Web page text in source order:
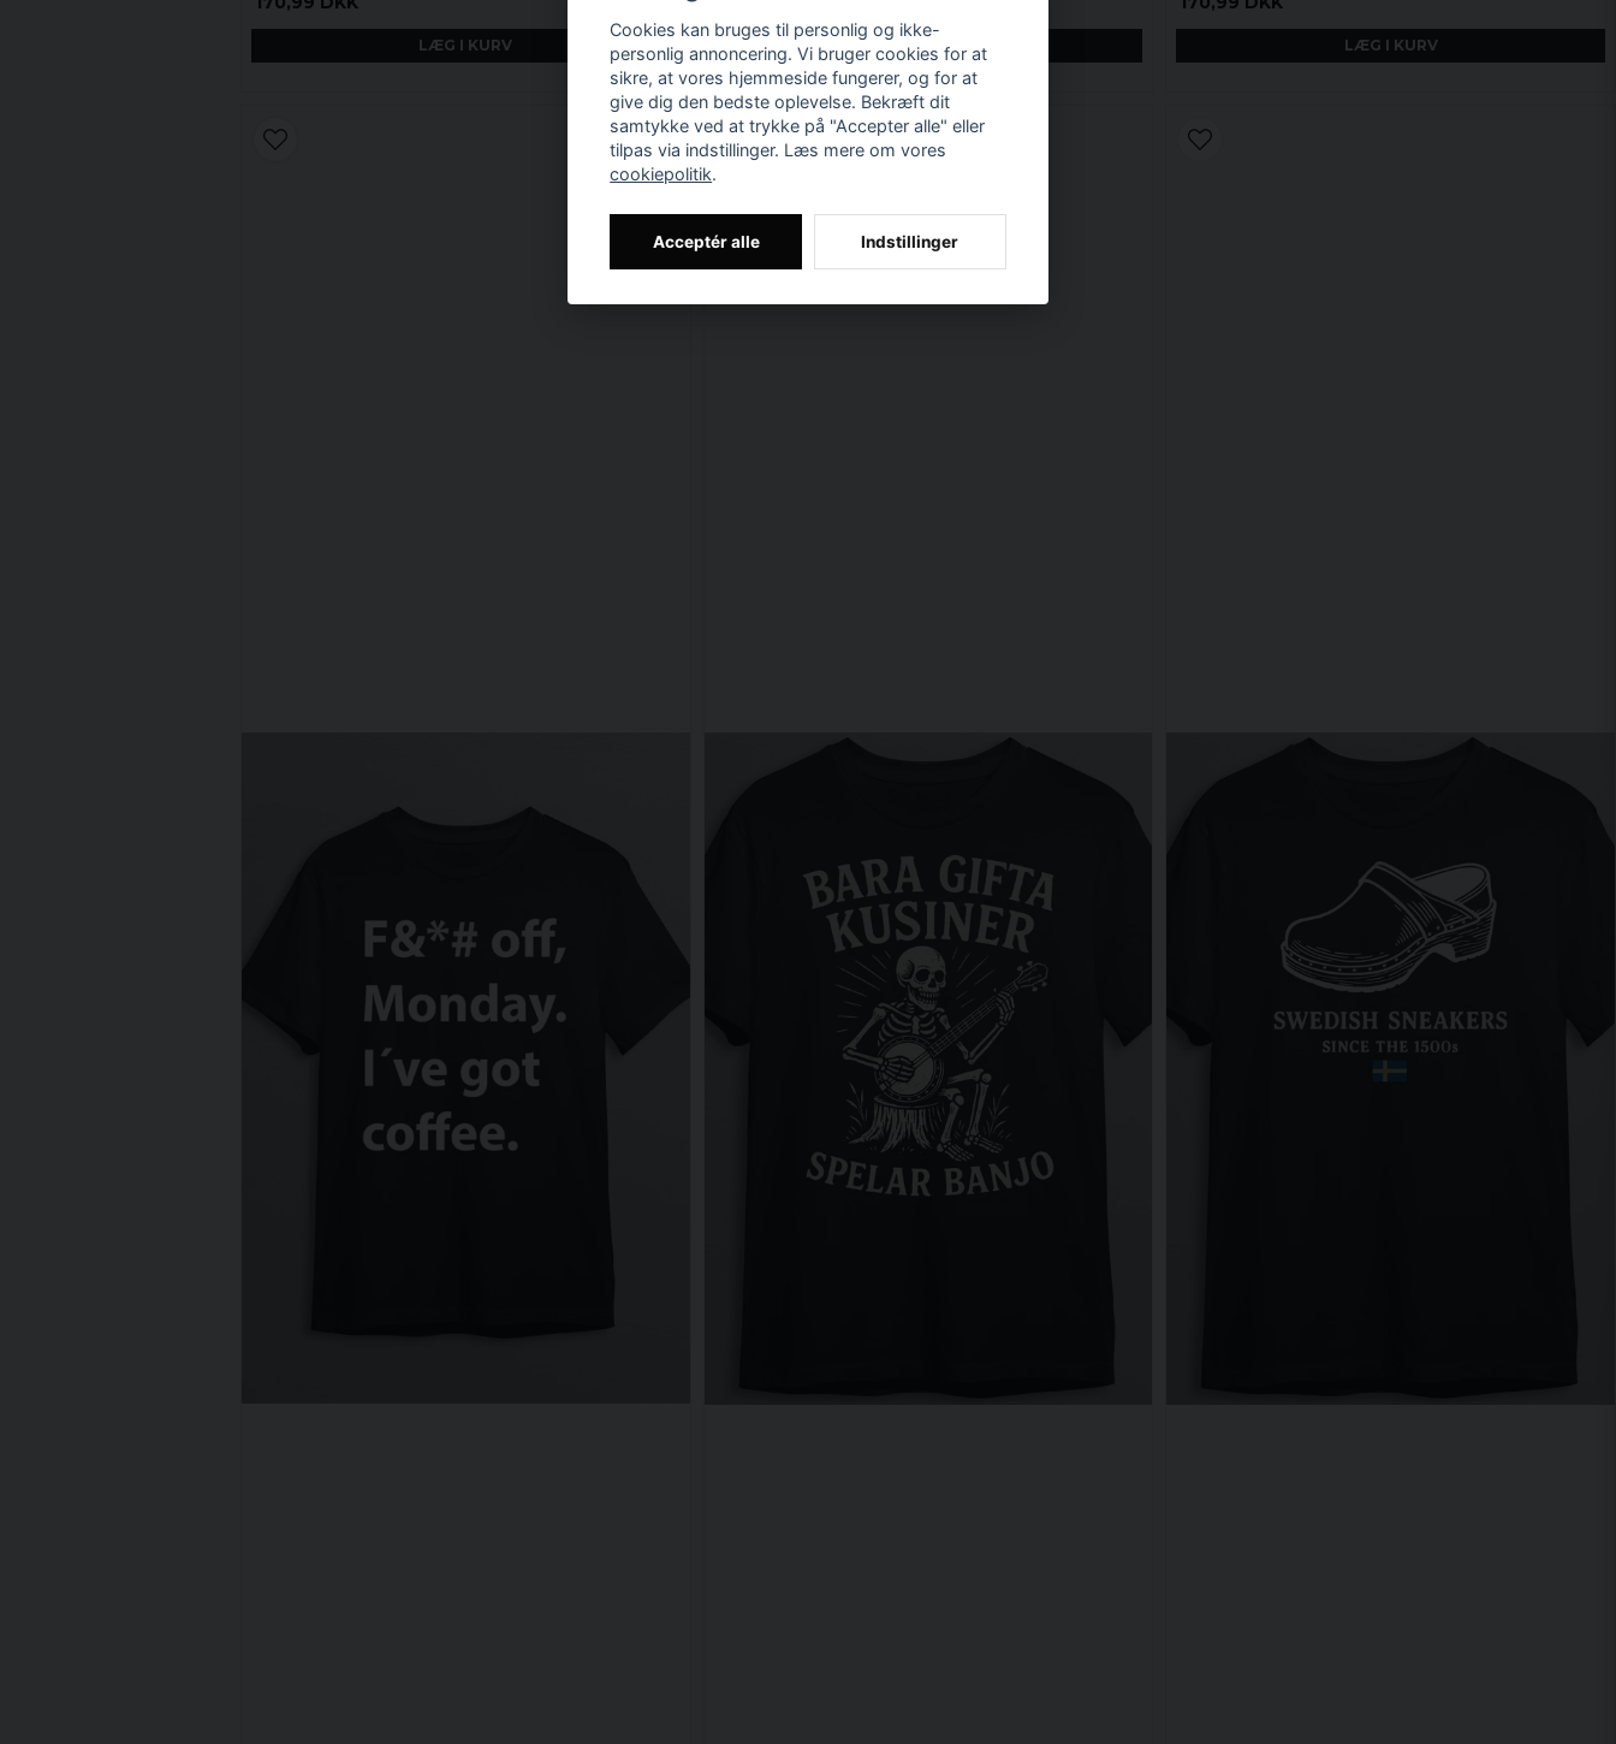
LÆG I KURV LÆG I KURV LÆG I KURV
Cookies kan bruges til personlig og ikke-
personlig annoncering. Vi bruger cookies for at
sikre, at vores hjemmeside fungerer, og for at
give dig den bedste oplevelse. Bekræft dit
samtykke ved at trykke på "Accepter alle" eller
tilpas via indstillinger. Læs mere om vores
cookiepolitik.
Acceptér alle Indstillinger